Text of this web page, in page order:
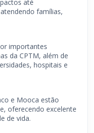
até
famílias,
importantes
da CPTM, além de
hospitais e
e Mooca estão
oferecendo excelente
de vida.